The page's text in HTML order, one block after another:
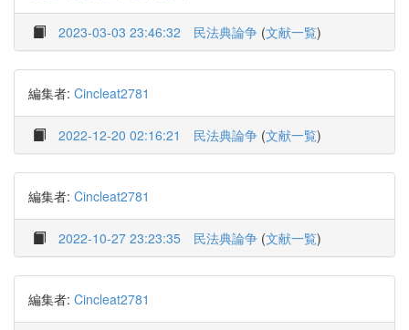
2023-03-03 23:46:32 民法典論争 (文献一覧)
編集者: Cincleat2781
2022-12-20 02:16:21 民法典論争 (文献一覧)
編集者: Cincleat2781
2022-10-27 23:23:35 民法典論争 (文献一覧)
編集者: Cincleat2781